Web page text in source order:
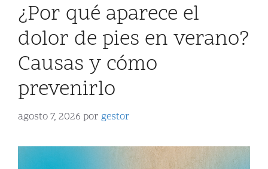
¿Por qué aparece el
dolor de pies en verano?
Causas y cómo
prevenirlo
agosto 7, 2026 por gestor